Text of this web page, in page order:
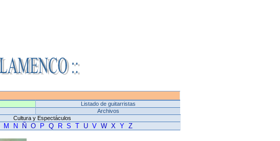
Listado de guitarristas
Archivos
Cultura y Espectáculos
M N Ñ O P Q R S T U V W X Y Z